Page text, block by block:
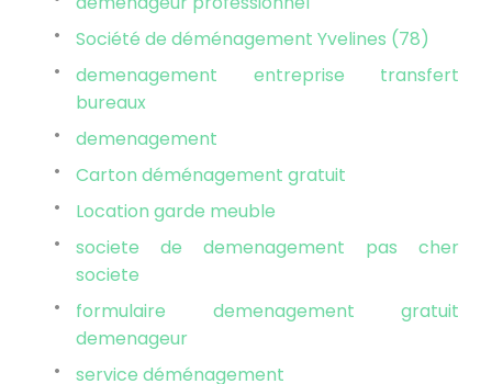
Société de déménagement Yvelines (78)
demenagement entreprise transfert
bureaux
demenagement
Carton déménagement gratuit
Location garde meuble
societe de demenagement pas cher
societe
formulaire demenagement gratuit
demenageur
service déménagement